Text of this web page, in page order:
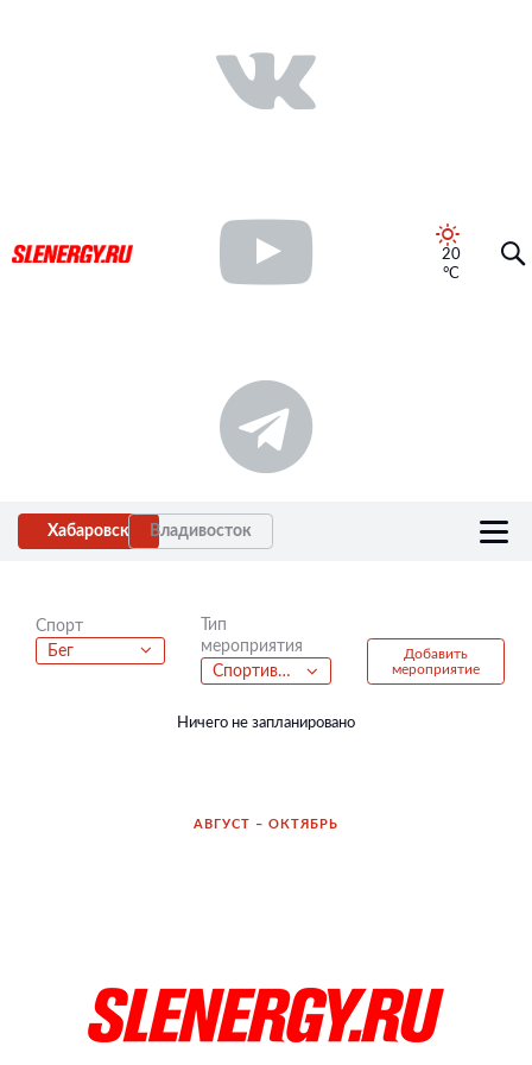
20
°C
Хабаровск Владивосток
Спорт
Бег
Тип
мероприятия
Спортивно-развлекательная вечеринка
Добавить
мероприятие
Ничего не запланировано
АВГУСТ – ОКТЯБРЬ